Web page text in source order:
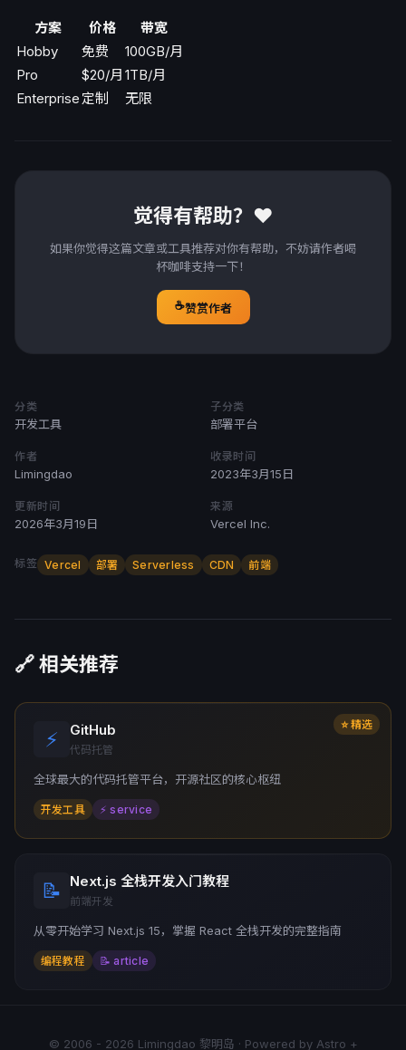
方案 价格
带宽
Hobby
免费
100GB/月
Pro
$20/月 1TB/月
Enterprise 定制 无限
觉得有帮助？❤️
如果你觉得这篇文章或工具推荐对你有帮助，不妨请作者喝
杯咖啡支持一下！
☕赞赏作者
分类
开发工具
子分类
部署平台
作者
Limingdao
收录时间
2023年3月15日
更新时间
2026年3月19日
来源
Vercel Inc.
标签 Vercel 部署 Serverless CDN 前端
🔗 相关推荐
⭐ 精选
⚡ GitHub
代码托管
全球最大的代码托管平台，开源社区的核心枢纽
开发工具 ⚡ service
📝 Next.js 全栈开发入门教程
前端开发
从零开始学习 Next.js 15，掌握 React 全栈开发的完整指南
编程教程 📝 article
© 2006 - 2026 Limingdao 黎明岛 · Powered by Astro +